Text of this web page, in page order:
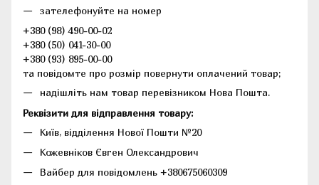
зателефонуйте на номер
+380 (98) 490-00-02
+380 (50) 041-30-00
+380 (93) 895-00-00
та повідомте про розмір повернути оплачений товар;
надішліть нам товар перевізником Нова Пошта.
Реквізити для відправлення товару:
Київ, відділення Нової Пошти №20
Кожевніков Євген Олександрович
Вайбер для повідомлень +380675060309